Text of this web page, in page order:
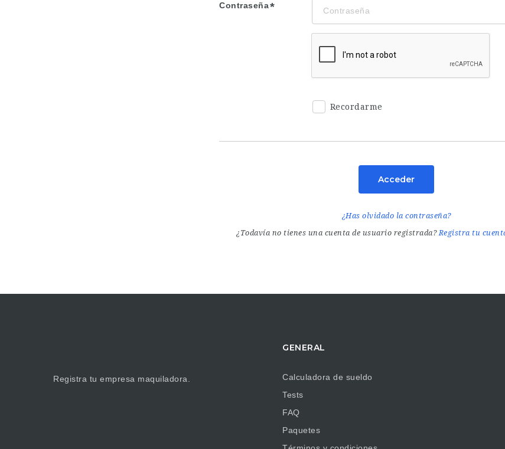
Contraseña
Recordarme
Acceder
¿Has olvidado la contraseña?
¿Todavía no tienes una cuenta de usuario registrada?Registra tu
Registra tu empresa maquiladora.
GENERAL
Calculadora de sueldo
Tests
FAQ
Paquetes